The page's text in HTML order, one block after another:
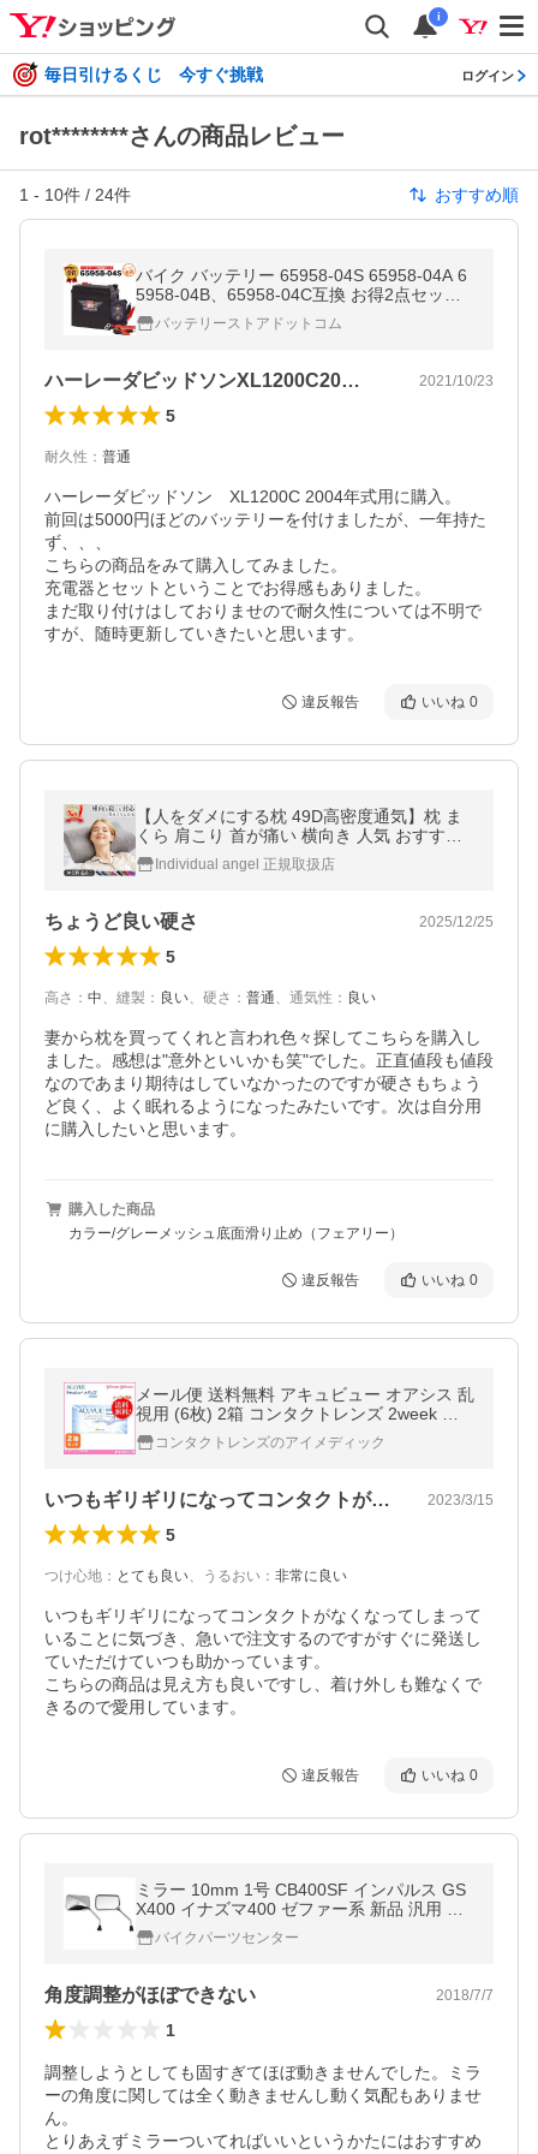
i
毎日引けるくじ 今すぐ挑戦 ログイン
rot********さんの商品レビュー
1 - 10件 / 24件 おすすめ順
バイク バッテリー 65958-04S 65958-04A 6
5958-04B、65958-04C互換 お得2点セット
ハーレー対応 充電器(チャージャー)＋AGM
バッテリー スーパーナット
バッテリーストアドットコム
ハーレーダビッドソンXL1200C20… 2021/10/23
5
耐久性 ： 普通
ハーレーダビッドソン　XL1200C 2004年式用に購入。
前回は5000円ほどのバッテリーを付けましたが、一年持た
ず、、、
こちらの商品をみて購入してみました。
充電器とセットということでお得感もありました。
まだ取り付けはしておりませので耐久性については不明で
すが、随時更新していきたいと思います。
違反報告 いいね 0
【人をダメにする枕 49D高密度通気】枕 ま
くら 肩こり 首が痛い 横向き 人気 おすすめ
低反発 首痛 頭痛 敬老の日 安眠 送料無料 い
びき ストレートネック ★
Individual angel 正規取扱店
ちょうど良い硬さ 2025/12/25
5
高さ ： 中、 縫製 ： 良い、 硬さ ： 普通、 通気性 ： 良い
妻から枕を買ってくれと言われ色々探してこちらを購入し
ました。感想は"意外といいかも笑"でした。正直値段も値段
なのであまり期待はしていなかったのですが硬さもちょう
ど良く、よく眠れるようになったみたいです。次は自分用
に購入したいと思います。
購入した商品
カラー/グレーメッシュ底面滑り止め（フェアリー）
違反報告 いいね 0
メール便 送料無料 アキュビュー オアシス 乱
視用 (6枚) 2箱 コンタクトレンズ 2week ジ
ョンソン＆ジョンソン (代引不可)
コンタクトレンズのアイメディック
いつもギリギリになってコンタクトがなく… 2023/3/15
5
つけ心地 ： とても良い、 うるおい ： 非常に良い
いつもギリギリになってコンタクトがなくなってしまって
いることに気づき、急いで注文するのですがすぐに発送し
ていただけていつも助かっています。
こちらの商品は見え方も良いですし、着け外しも難なくで
きるので愛用しています。
違反報告 いいね 0
ミラー 10mm 1号 CB400SF インパルス GS
X400 イナズマ400 ゼファー系 新品 汎用 左
右セット バイク バイクパーツセンター
バイクパーツセンター
角度調整がほぼできない 2018/7/7
1
調整しようとしても固すぎてほぼ動きませんでした。ミラ
ーの角度に関しては全く動きませんし動く気配もありませ
ん。
とりあえずミラーついてればいいというかたにはおすすめ